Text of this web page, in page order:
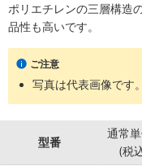
ポリエチレンの三層構造
品性も高いです。
ご注意
写真は代表画像です。
型番
通常
(税